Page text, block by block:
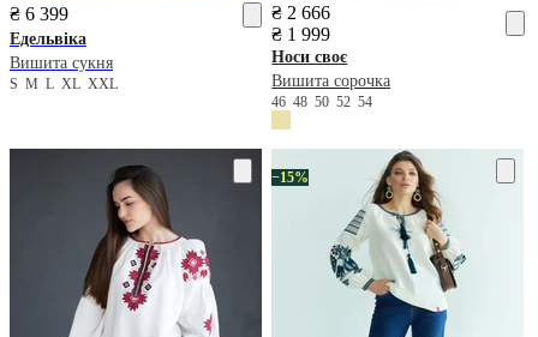
₴ 6 399
Едельвіка
Вишита сукня
S M L XL XXL
₴ 2 666
₴ 1 999
Носи своє
Вишита сорочка
4648505254
−15%